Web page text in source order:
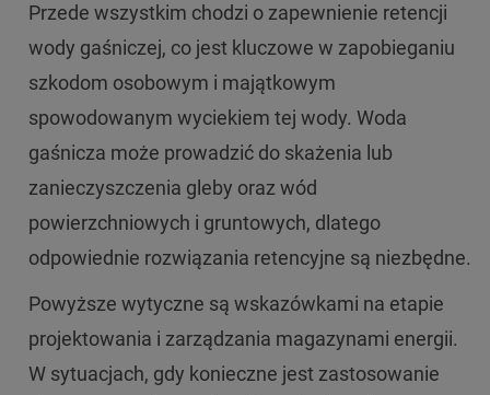
Przede wszystkim chodzi o zapewnienie retencji
wody gaśniczej, co jest kluczowe w zapobieganiu
szkodom osobowym i majątkowym
spowodowanym wyciekiem tej wody. Woda
gaśnicza może prowadzić do skażenia lub
zanieczyszczenia gleby oraz wód
powierzchniowych i gruntowych, dlatego
odpowiednie rozwiązania retencyjne są niezbędne.
Powyższe wytyczne są wskazówkami na etapie
projektowania i zarządzania magazynami energii.
W sytuacjach, gdy konieczne jest zastosowanie